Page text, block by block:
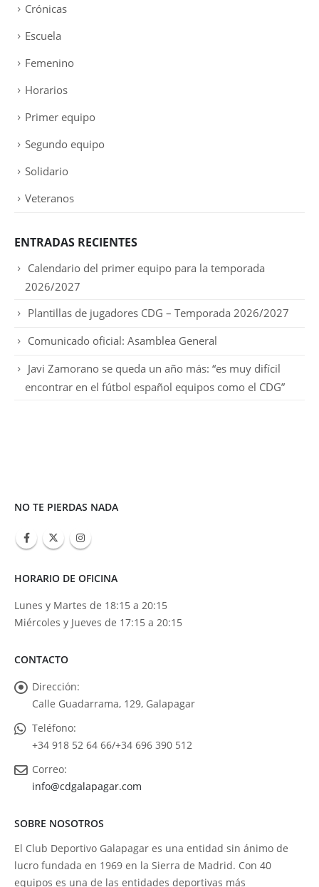
Crónicas
Escuela
Femenino
Horarios
Primer equipo
Segundo equipo
Solidario
Veteranos
ENTRADAS RECIENTES
Calendario del primer equipo para la temporada
2026/2027
Plantillas de jugadores CDG – Temporada 2026/2027
Comunicado oficial: Asamblea General
Javi Zamorano se queda un año más: “es muy difícil
encontrar en el fútbol español equipos como el CDG”
NO TE PIERDAS NADA
HORARIO DE OFICINA
Lunes y Martes de 18:15 a 20:15
Miércoles y Jueves de 17:15 a 20:15
CONTACTO
Dirección:
Calle Guadarrama, 129, Galapagar
Teléfono:
+34 918 52 64 66/+34 696 390 512
Correo:
info@cdgalapagar.com
SOBRE NOSOTROS
El Club Deportivo Galapagar es una entidad sin ánimo de
lucro fundada en 1969 en la Sierra de Madrid. Con 40
equipos es una de las entidades deportivas más